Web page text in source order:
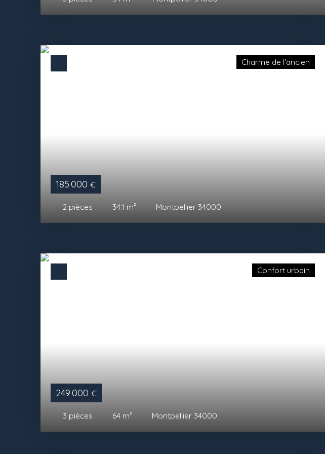
185 000 €
2 pièces 34.1 m² Montpellier 34000
Charme de l'ancien
249 000 €
3 pièces 64 m² Montpellier 34000
Confort urbain